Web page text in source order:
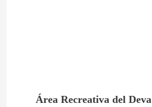
Área Recreativa del Deva